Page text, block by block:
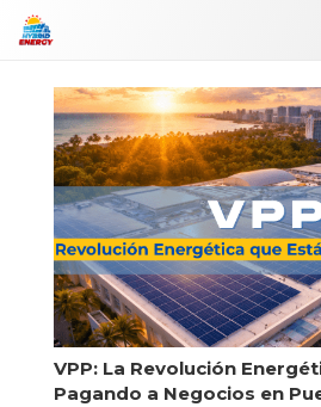
VPP: La Revolución
Pagando a Negocios en